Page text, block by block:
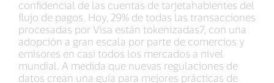
confidencial de las cuentas de tarjetahabientes del
flujo de pagos. Hoy, 29% de todas las transacciones
procesadas por Visa están tokenizadas7, con una
adopción a gran escala por parte de comercios y
emisores en casi todos los mercados a nivel
mundial. A medida que nuevas regulaciones de
datos crean una guía para mejores prácticas de